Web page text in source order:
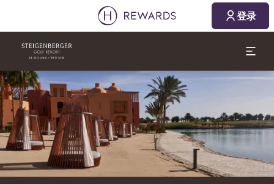
登录
幻灯片1 of1